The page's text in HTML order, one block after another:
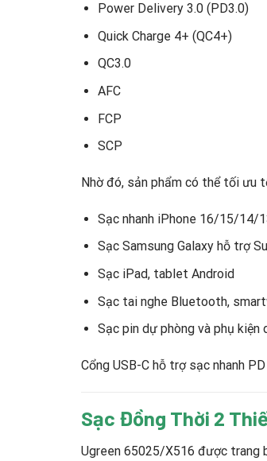
Power Delivery 3.0 (PD3.0)
Quick Charge 4+ (QC4+)
QC3.0
AFC
FCP
SCP
Nhờ đó, sản phẩm có thể tối ưu
Sạc nhanh iPhone 16/15/14/
Sạc Samsung Galaxy hỗ trợ
Sạc iPad, tablet Android
Sạc tai nghe Bluetooth,
Sạc pin dự phòng và phụ kiện
Cổng USB-C hỗ trợ sạc nhanh
Sạc Đồng Thời 2
Ugreen 65025/X516 được trang